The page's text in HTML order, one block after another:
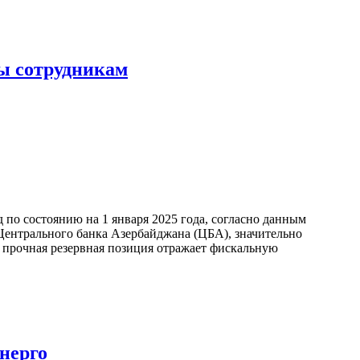
сотрудникам
состоянию на 1 января 2025 года, согласно данным
банка Азербайджана (ЦБА), значительно
резервная позиция отражает фискальную